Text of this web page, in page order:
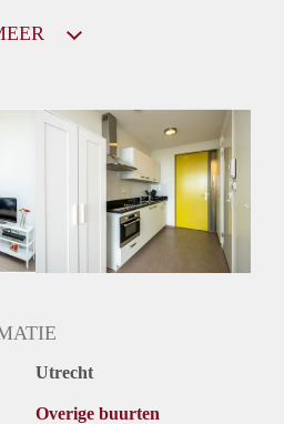
Utrecht
Overige buurten